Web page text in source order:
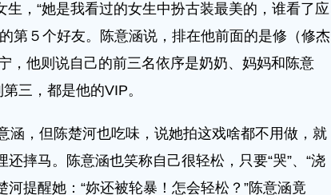
，“她是我看过的女生中扮古装最美的，谁看了应
第５个好友。陈意涵说，排在他前面的是修（修杰
，他则说自己的前三名依序是奶奶、妈妈和陈意
三，都是他的VIP。
，但陈楚河也吃味，说她拍这戏啥都不用做，就
摔马。陈意涵也笑称自己很轻松，只要“哭”、“浇
河提醒她：“妳还被轮暴！怎会轻松？”陈意涵竟